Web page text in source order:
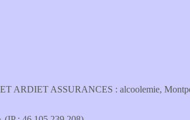
ARDIET ASSURANCES : alcoolemie,